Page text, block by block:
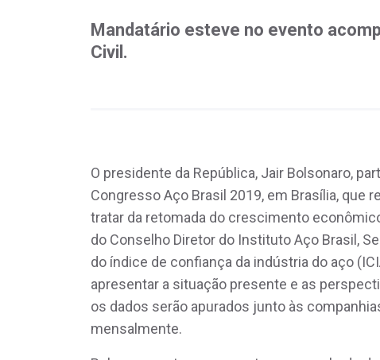
Mandatário esteve no evento
Civil.
O presidente da República, Jair Bolsonaro,
Congresso Aço Brasil 2019, em Brasília, que
tratar da retomada do crescimento
do Conselho Diretor do Instituto Aço Brasil,
do índice de confiança da indústria do aço
apresentar a situação presente e as
os dados serão apurados junto às
mensalmente.